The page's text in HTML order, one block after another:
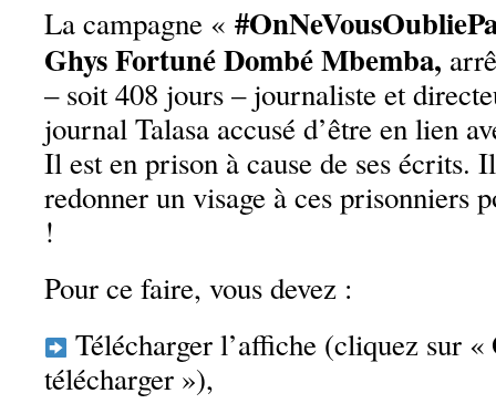
La campagne «
Ghys Fortuné Dombé Mbemba,
– soit 408 jours – journaliste et
journal Talasa accusé d’être en lien
Il est en prison à cause de ses écrits.
redonner un visage à ces prisonniers
!
Pour ce faire, vous devez :
Télécharger l’affiche (cliquez sur
télécharger »),